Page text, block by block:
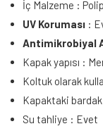
İç Malzeme :
UV Koruması :
Antimikrobiyal
Kapak yapısı :
Koltuk olarak
Kapaktaki
Su tahliye : Evet